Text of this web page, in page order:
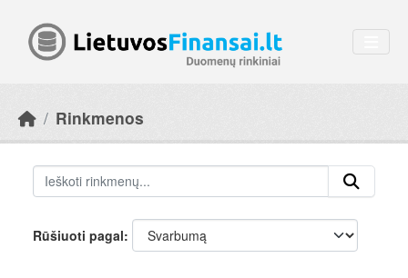
Rinkmenos
Rūšiuoti pagal